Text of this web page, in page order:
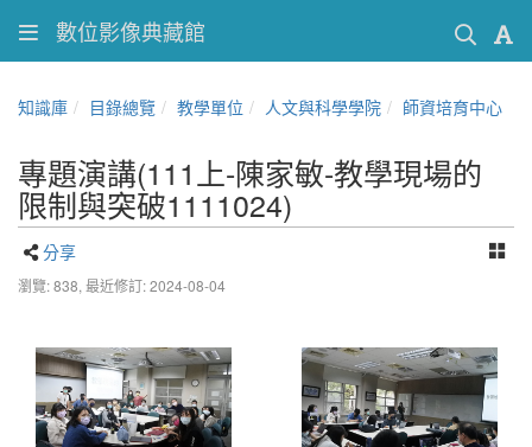
數位影像典藏館
知識庫 目錄總覽 教學單位 人文與科學學院 師資培育中心
專題演講(111上-陳家敏-教學現場的
限制與突破1111024)
分享
瀏覽: 838, 最近修訂: 2024-08-04